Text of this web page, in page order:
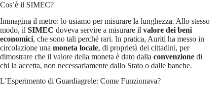
Cos’è il SIMEC?
Immagina il metro: lo usiamo per misurare la lunghezza. Allo stesso
modo, il SIMEC doveva servire a misurare il valore dei beni
economici, che sono tali perché rari. In pratica, Auriti ha messo in
circolazione una moneta locale, di proprietà dei cittadini, per
dimostrare che il valore della moneta è dato dalla convenzione di
chi la accetta, non necessariamente dallo Stato o dalle banche.
L’Esperimento di Guardiagrele: Come Funzionava?